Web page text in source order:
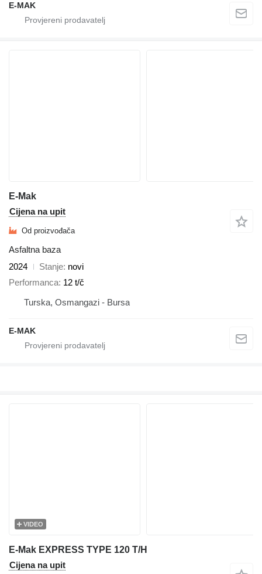
E-MAK
E-Mak
Cijena na upit
Od proizvođača
Asfaltna baza
2024
Stanje novi
Performanca 12 t/č
Turska, Osmangazi - Bursa
E-MAK
VIDEO
E-Mak EXPRESS TYPE 120 T/H
Cijena na upit